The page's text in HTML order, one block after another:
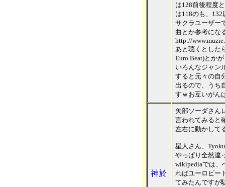
は128前後程度
は118のも、
サクラユーザー
曲とか参考にな
http://
あと聴くとした
Euro Beat)とか
いろんなジャン
すると元々の自
出るので、うち
すｗお互いがん
神於
矢部ソーダさん
言われてみると
左右に動かして
星人さん、
やっぱり全然違
wikipediaでは、
ればユーロビー
てみたんですが